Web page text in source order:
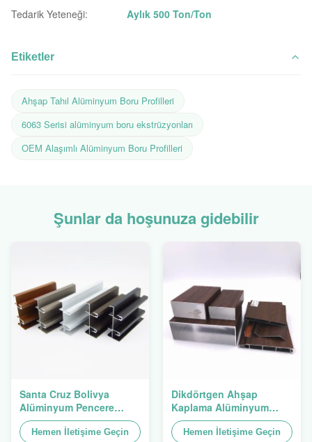
Tedarik Yeteneği: Aylık 500 Ton/Ton
Etiketler
Ahşap Tahıl Alüminyum Boru Profilleri
6063 Serisi alüminyum boru ekstrüzyonları
OEM Alaşımlı Alüminyum Boru Profilleri
Şunlar da hoşunuza gidebilir
Santa Cruz Bolivya
Alüminyum Pencere
Ekstrüzyonları Alu
Profilleri
Hemen İletişime Geçin
Dikdörtgen Ahşap
Kaplama Alüminyum
Profiller 4040 Alüminyum
Ekstrüzyon Profil
Hemen İletişime Geçin